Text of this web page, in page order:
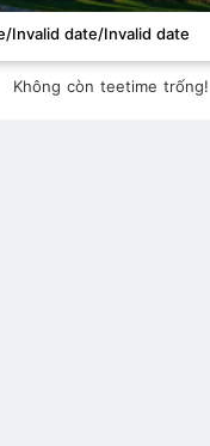
Invalid date/Invalid date
Không còn teetime trống!